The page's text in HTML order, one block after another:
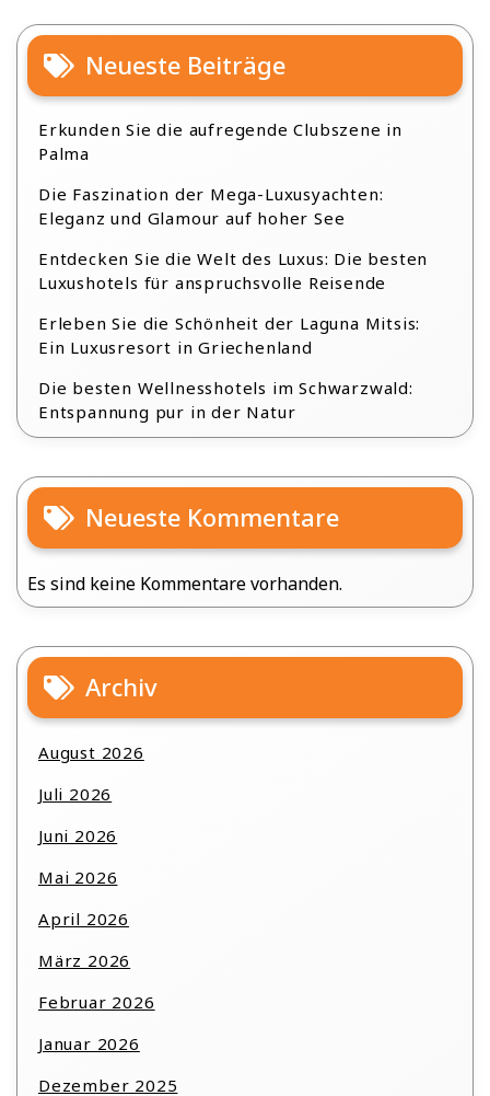
Neueste Beiträge
Erkunden Sie die aufregende Clubszene in
Palma
Die Faszination der Mega-Luxusyachten:
Eleganz und Glamour auf hoher See
Entdecken Sie die Welt des Luxus: Die besten
Luxushotels für anspruchsvolle Reisende
Erleben Sie die Schönheit der Laguna Mitsis:
Ein Luxusresort in Griechenland
Die besten Wellnesshotels im Schwarzwald:
Entspannung pur in der Natur
Neueste Kommentare
Es sind keine Kommentare vorhanden.
Archiv
August 2026
Juli 2026
Juni 2026
Mai 2026
April 2026
März 2026
Februar 2026
Januar 2026
Dezember 2025